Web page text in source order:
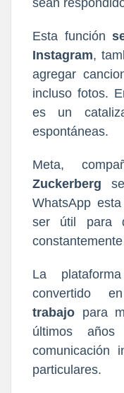
Esta función
Instagram,
agregar
incluso fotos.
es un
espontáneas.
Meta,
Zuckerberg
WhatsApp
ser útil para
La
convertido
trabajo para
últimos
comunicación
particulares.